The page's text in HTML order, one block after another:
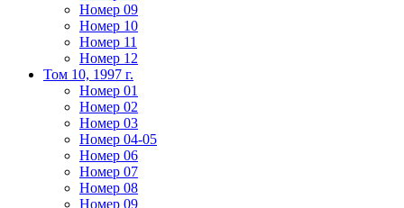
Номер 09
Номер 10
Номер 11
Номер 12
Том 10, 1997 г.
Номер 01
Номер 02
Номер 03
Номер 04-05
Номер 06
Номер 07
Номер 08
Номер 09